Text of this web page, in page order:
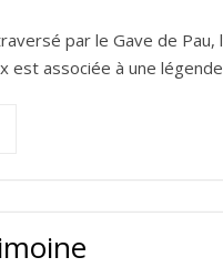
par le Gave de Pau,
est associée à une